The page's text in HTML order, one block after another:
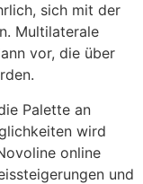
sich mit der
Multilaterale
vor, die über
Palette an
wird
online
und